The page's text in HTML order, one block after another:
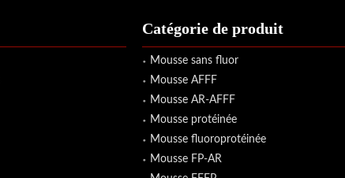
Catégorie de produit
Mousse sans fluor
Mousse AFFF
Mousse AR-AFFF
Mousse protéinée
Mousse fluoroprotéinée
Mousse FP-AR